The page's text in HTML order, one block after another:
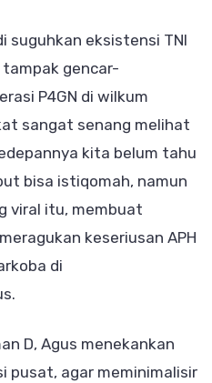
suguhkan eksistensi TNI
tampak gencar-
P4GN di wilkum
sangat senang melihat
kita belum tahu
bisa istiqomah, namun
viral itu, membuat
keseriusan APH
di
D, Agus menekankan
pusat, agar meminimalisir